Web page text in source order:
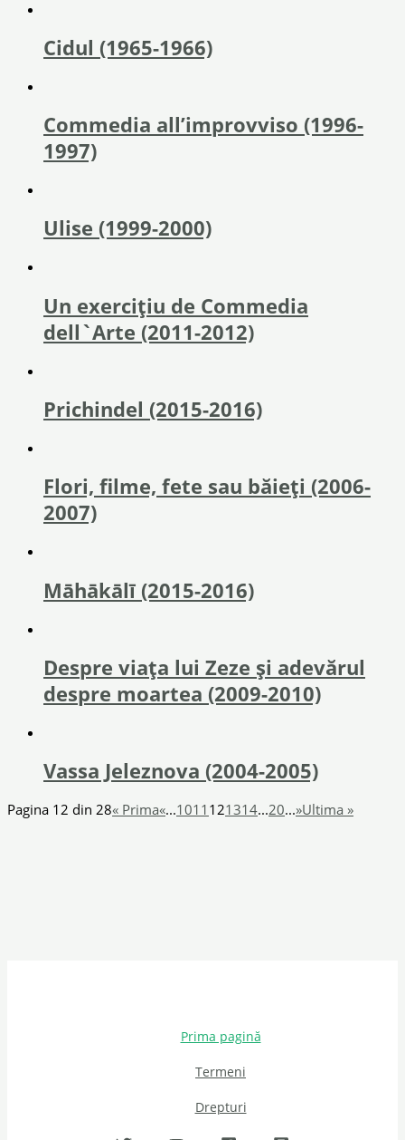
Cidul (1965-1966)
Commedia all’improvviso (1996-
1997)
Ulise (1999-2000)
Un exerciţiu de Commedia
dell`Arte (2011-2012)
Prichindel (2015-2016)
Flori, filme, fete sau băieţi (2006-
2007)
Māhākālī (2015-2016)
Despre viaţa lui Zeze şi adevărul
despre moartea (2009-2010)
Vassa Jeleznova (2004-2005)
Pagina 12 din 28« Prima«...1011 121314...20...»Ultima »
Prima pagină
Termeni
Drepturi